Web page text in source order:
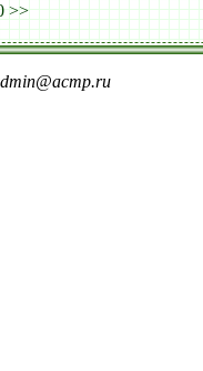
>>